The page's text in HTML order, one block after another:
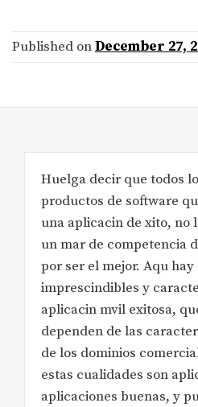
Published onDecember 27,
Huelga decir que todos
productos de software
una aplicacin de xito, no
un mar de competencia
por ser el mejor. Aqu
imprescindibles y
aplicacin mvil exitosa,
dependen de las
de los dominios
estas cualidades son
aplicaciones buenas, y